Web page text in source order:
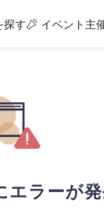
探す イベント主
ラーが発